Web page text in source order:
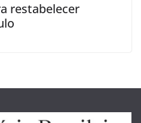
restabelecer